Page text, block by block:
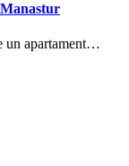
un apartament…